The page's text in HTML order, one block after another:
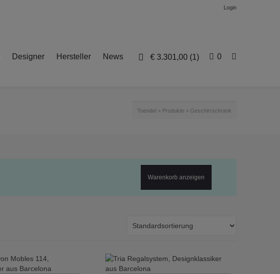
Login
€ 3.301,00 (1) 0
Designer Hersteller News
Toendel > Produkte > Geschirrschrank
Warenkorb anzeigen